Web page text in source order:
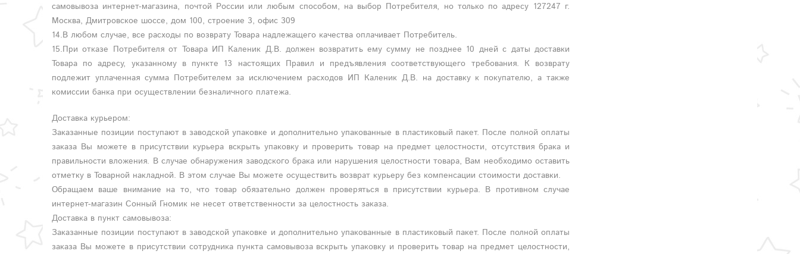
самовывоза интернет-магазина, почтой России илилюбым способом, на выбор Потребителя, но только по адресу 127247 г.
Москва, Дмитровское шоссе, дом 100, строение 3, офис 309
14.В любом случае, все расходы по возврату Товара надлежащего качества оплачивает Потребитель.
15.При отказе Потребителя от Товара ИП Каленик Д.В. должен возвратить ему сумму не позднее 10 дней с даты доставки
Товара по адресу, указанному в пункте 13 настоящих Правил и предъявления соответствующего требования. К возврату
подлежит уплаченная сумма Потребителем за исключением расходов ИП Каленик Д.В. на доставку к покупателю, а также
комиссии банка при осуществлении безналичного платежа.
Доставка курьером:
Заказанные позиции поступают в заводской упаковке и дополнительно упакованные в пластиковый пакет. После полной оплаты
заказа Вы можете в присутствии курьера вскрыть упаковку и проверить товар на предмет целостности, отсутствия брака и
правильности вложения. В случае обнаружения заводского брака или нарушения целостности товара, Вам необходимо оставить
отметку в Товарной накладной. В этом случае Вы можете осуществить возврат курьеру без компенсации стоимости доставки.
Обращаем ваше внимание на то, что товар обязательно должен проверяться в присутствии курьера. В противном случае
интернет-магазин Сонный Гномик не несет ответственности за целостность заказа.
Доставка в пункт самовывоза:
Заказанные позиции поступают в заводской упаковке и дополнительно упакованные в пластиковый пакет. После полной оплаты
заказа Вы можете в присутствии сотрудника пункта самовывоза вскрыть упаковку и проверить товар на предмет целостности,